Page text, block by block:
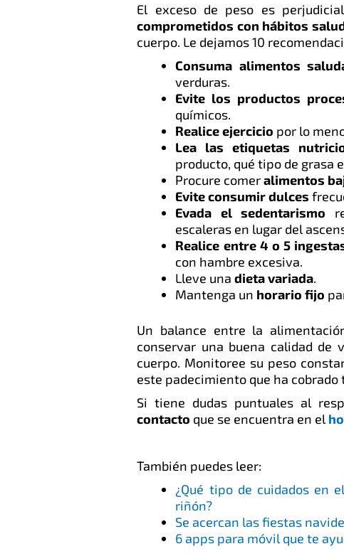
El exceso de peso es
comprometidos con hábitos
cuerpo. Le dejamos 10
Consuma alimentos
verduras.
Evite los productos
químicos.
Realice ejercicio por lo
Lea las etiquetas
producto, qué tipo de grasa
Procure comeralimentos
Evite consumir dulces
Evada el sedentarismo
escaleras en lugar del
Realice entre 4 o 5
con hambre excesiva.
Lleve unadieta variada.
Mantenga un horario fijo
Un balance entre la
conservar una buena calidad de
cuerpo. Monitoree su peso
este padecimiento que ha
Si tiene dudas puntuales al
contacto que se encuentra en el
También puedes leer:
¿Qué tipo de cuidados en
riñón?
Se acercan las fiestas
6 apps para móvil que te